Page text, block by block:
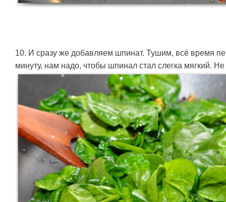
10. И сразу же добавляем шпинат. Тушим, всё время
минуту, нам надо, чтобы шпинал стал слегка мягкий.